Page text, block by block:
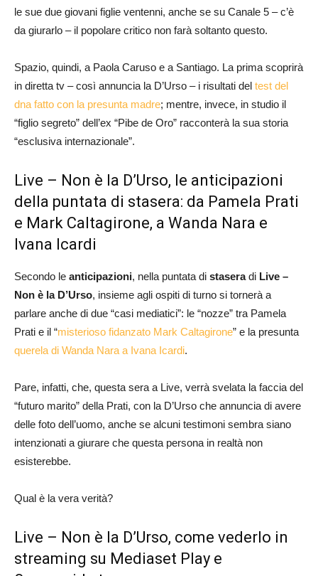
le sue due giovani figlie ventenni, anche se su Canale 5 – c’è
da giurarlo – il popolare critico non farà soltanto questo.
Spazio, quindi, a Paola Caruso e a Santiago. La prima scoprirà
in diretta tv – così annuncia la D’Urso – i risultati del test del
dna fatto con la presunta madre; mentre, invece, in studio il
“figlio segreto” dell’ex “Pibe de Oro” racconterà la sua storia
“esclusiva internazionale”.
Live – Non è la D’Urso, le anticipazioni
della puntata di stasera: da Pamela Prati
e Mark Caltagirone, a Wanda Nara e
Ivana Icardi
Secondo le anticipazioni, nella puntata di staseradi Live –
Non è la D’Urso, insieme agli ospiti di turno si tornerà a
parlare anche di due “casi mediatici”: le “nozze” tra Pamela
Prati e il “misterioso fidanzato Mark Caltagirone” e la presunta
querela di Wanda Nara a Ivana Icardi.
Pare, infatti, che, questa sera a Live, verrà svelata la faccia del
“futuro marito” della Prati, con la D’Urso che annuncia di avere
delle foto dell’uomo, anche se alcuni testimoni sembra siano
intenzionati a giurare che questa persona in realtà non
esisterebbe.
Qual è la vera verità?
Live – Non è la D’Urso, come vederlo in
streaming su Mediaset Play e